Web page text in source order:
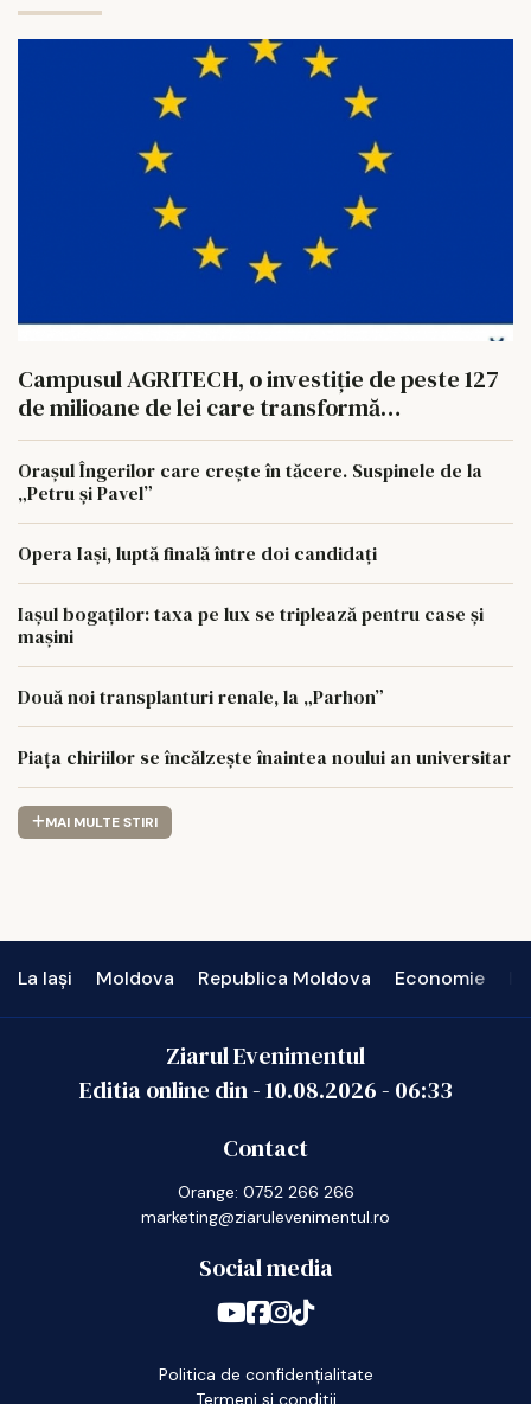
Campusul AGRITECH, o investiție de peste 127
de milioane de lei care transformă
învățământul dual din regiunea Nord-Est
Orașul Îngerilor care crește în tăcere. Suspinele de la
„Petru și Pavel”
Opera Iași, luptă finală între doi candidați
Iașul bogaților: taxa pe lux se triplează pentru case și
mașini
Două noi transplanturi renale, la „Parhon”
Piața chiriilor se încălzește înaintea noului an universitar
MAI MULTE STIRI
La Iași Moldova Republica Moldova Economie
Ziarul Evenimentul
Editia online din -10.08.2026- 06:33
Contact
Orange: 0752 266 266
marketing@ziarulevenimentul.ro
Social media
Politica de confidențialitate
Termeni si conditii